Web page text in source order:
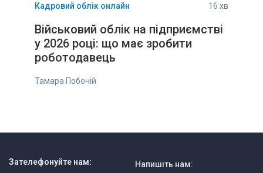
Кадровий облік онлайн 16 хв
Військовий облік на підприємстві
у 2026 році: що має зробити
роботодавець
Тамара Побочій
Зателефонуйте нам:
Напишіть нам: